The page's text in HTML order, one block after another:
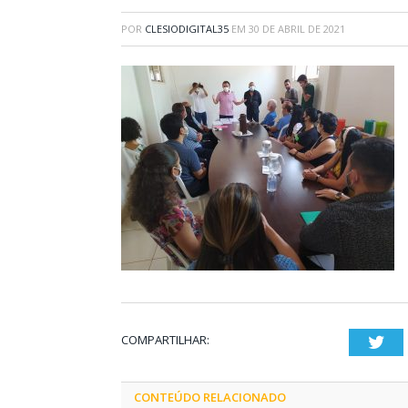
POR CLESIODIGITAL35 EM 30 DE ABRIL DE 2021
COMPARTILHAR:
CONTEÚDO RELACIONADO